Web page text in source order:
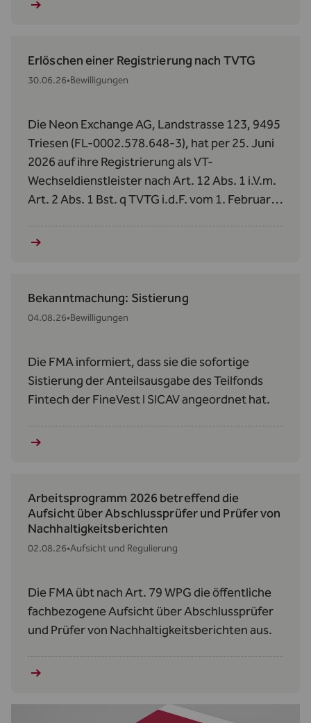
Erlöschen einer Registrierung nach TVTG
30.06.26•Bewilligungen
Die Neon Exchange AG, Landstrasse 123, 9495
Triesen (FL-0002.578.648-3), hat per 25. Juni
2026 auf ihre Registrierung als VT-
Wechseldienstleister nach Art. 12 Abs. 1 i.V.m.
Art. 2 Abs. 1 Bst. q TVTG i.d.F. vom 1. Februar
Bekanntmachung: Sistierung
04.08.26•Bewilligungen
Die FMA informiert, dass sie die sofortige
Sistierung der Anteilsausgabe des Teilfonds
Fintech der FineVest I SICAV angeordnet hat.
Arbeitsprogramm 2026 betreffend die
Aufsicht über Abschlussprüfer und Prüfer von
Nachhaltigkeitsberichten
02.08.26•Aufsicht und Regulierung
Die FMA übt nach Art. 79 WPG die öffentliche
fachbezogene Aufsicht über Abschlussprüfer
und Prüfer von Nachhaltigkeitsberichten aus.